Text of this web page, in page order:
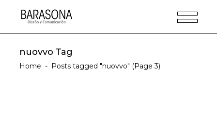
nuovvo Tag
Home - Posts tagged "nuovvo" (Page 3)